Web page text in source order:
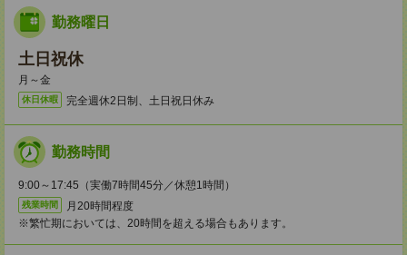
勤務曜日
土日祝休
月～金
休日休暇 完全週休2日制、土日祝日休み
勤務時間
9:00～17:45（実働7時間45分／休憩1時間）
残業時間
月20時間程度
※繁忙期においては、20時間を超える場合もあります。